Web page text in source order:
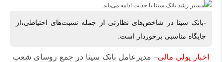
ادامه
-بانک سینا در شاخص‌های نظارتی از جمله نسبت‌های احتیاطی،از
جایگاه مناسبی برخوردار است.
اخبار پولی مالی– مدیرعامل بانک سینا در جمع روسای شعب